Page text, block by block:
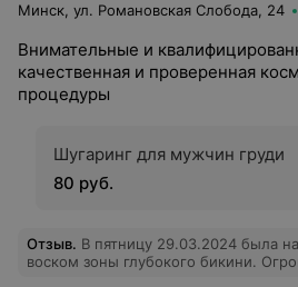
Минск, ул. Романовская Слобода, 24
Внимательные и
качественная и проверенная
процедуры
Шугаринг для мужчин груди
80 руб.
Отзыв. В пятницу 29.03.2024 была
воском зоны глубокого бикини.